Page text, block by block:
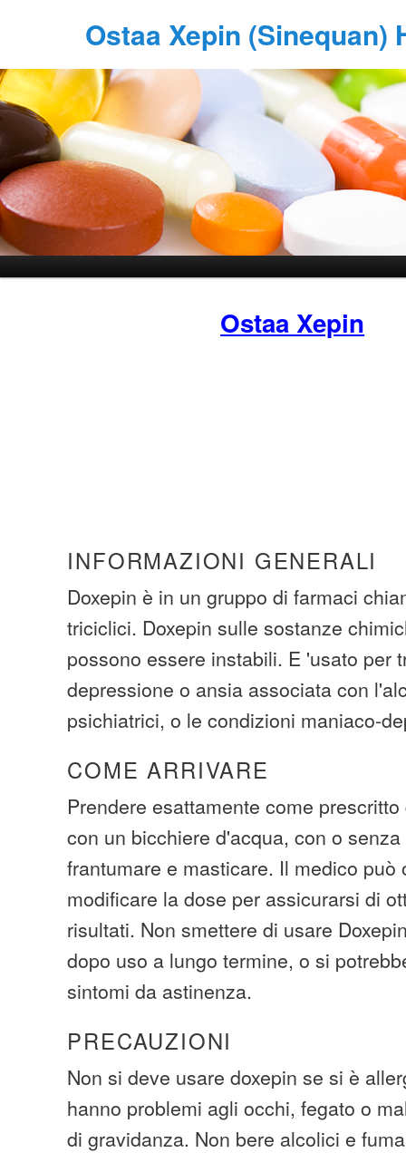
Ostaa Xepin (Sinequan)
Ostaa Xepin
INFORMAZIONI GENERALI
Doxepin è in un gruppo di farmaci
triciclici. Doxepin sulle sostanze
possono essere instabili. E 'usato per
depressione o ansia associata con
psichiatrici, o le condizioni maniaco-
COME ARRIVARE
Prendere esattamente come
con un bicchiere d'acqua, con o
frantumare e masticare. Il medico può
modificare la dose per assicurarsi di
risultati. Non smettere di usare
dopo uso a lungo termine, o si
sintomi da astinenza.
PRECAUZIONI
Non si deve usare doxepin se si è
hanno problemi agli occhi, fegato o
di gravidanza. Non bere alcolici e